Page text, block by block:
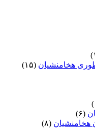
هخامنشیان (۱۵)
(۶)
هخامنشیان (۸)